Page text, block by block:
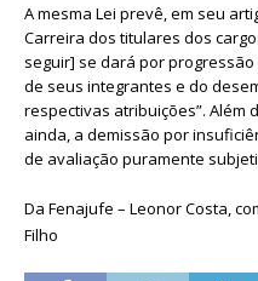
A mesma Lei prevê, em seu
Carreira dos titulares dos
seguir] se dará por
de seus integrantes e do
respectivas atribuições”. Além
ainda, a demissão por
de avaliação puramente
Da Fenajufe – Leonor Costa,
Filho